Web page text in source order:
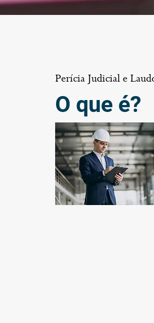
Perícia Judicial e
O que é?